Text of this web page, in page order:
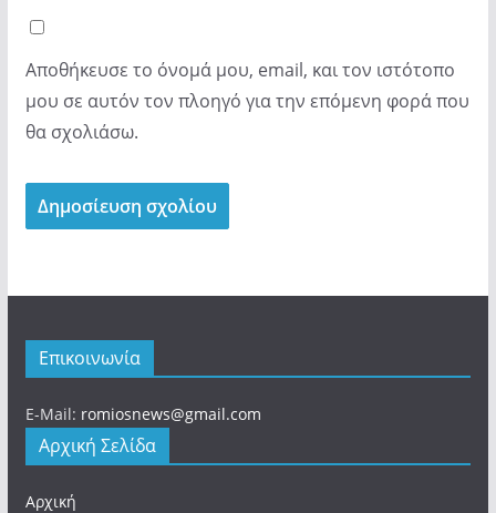
Αποθήκευσε το όνομά μου, email, και τον ιστότοπο
μου σε αυτόν τον πλοηγό για την επόμενη φορά που
θα σχολιάσω.
Επικοινωνία
E-Mail: romiosnews@gmail.com
Αρχική Σελίδα
Αρχική